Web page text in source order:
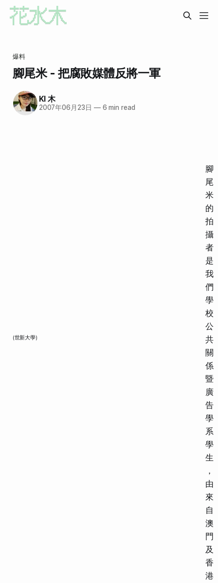
爆料
腳尾米 - 把腐敗媒體反將一軍
KI 木
2007年06月23日 —6 min read
腳
尾
米
的
拍
攝
者
是
我
們
學
校
(世新大學)
公
共
關
係
暨
廣
告
學
系
學
生
，
由
來
自
澳
門
及
香
港